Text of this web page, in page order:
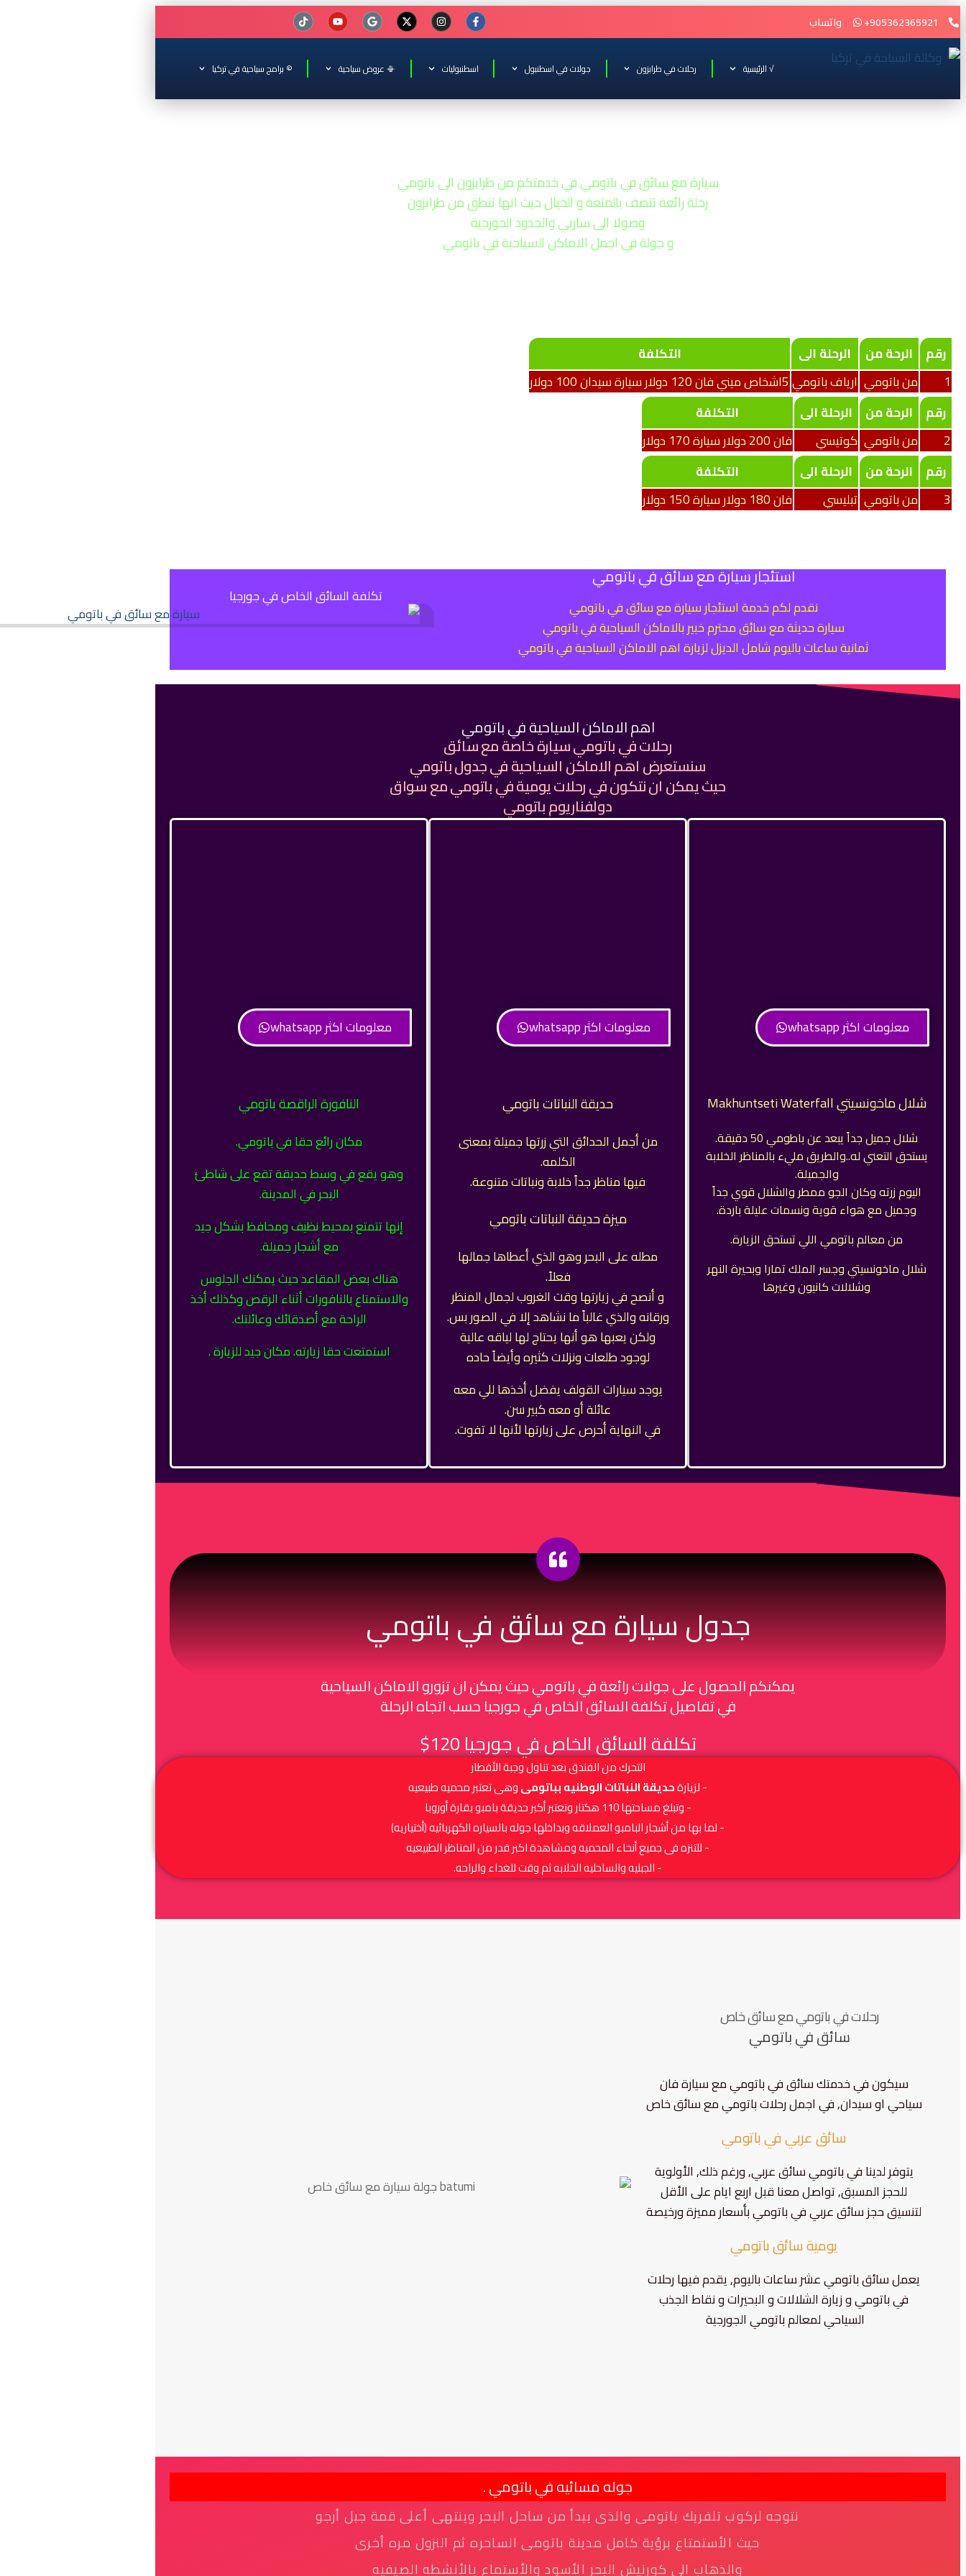
905362365921+ واتساب
√ الرئيسية رحلات في طرابزون جولات في اسطنبول اسطنبوليات 📳 عروض سياحية © برامج سياحية في تركيا
سيارة مع سائق في باتومي في خدمتكم من طرابزون الى باتومي
رحلة رائعة تتصف بالمتعة و الخيال حيث انها تنطق من طرابزون
وصولا الى ساربي والحدود الجورجية
و جولة في اجمل الاماكن السياحية في باتومي
رقم الرحة من الرحلة الى
التكلفة
1
من باتومي ارياف باتومي5اشخاص ميني فان 120 دولار سيارة سيدان 100 دولار
رقم
الرحة من الرحلة الى
التكلفة
2
من باتومي كوتيسي
فان 200 دولار سيارة 170 دولار
رقم
الرحة من الرحلة الى
التكلفة
3
من باتومي تبليسي فان 180 دولار سيارة 150 دولار
استئجار سيارة مع سائق في باتومي
نقدم لكم خدمة استئجار سيارة مع سائق في باتومي
سيارة حديثة مع سائق محترم خبير بالاماكن السياحية في باتومي
ثمانية ساعات باليوم شامل الديزل لزيارة اهم الاماكن السياحية في باتومي
تكلفة السائق الخاص في جورجيا
اهم الاماكن السياحية في باتومي
رحلات في باتومي سيارة خاصة مع سائق
سنستعرض اهم الاماكن السياحية في جدول باتومي
حيث يمكن ان نتكون في رحلات يومية في باتومي مع سواق
دولفناريوم باتومي
معلومات اكثر whatsapp
شلال ماخونسيتي Makhuntseti Waterfall
شلال جميل جداً يبعد عن باطومي 50 دقيقة.
يستحق التعني له..والطريق مليء بالمناظر الخلابة
والجميلة.
اليوم زرته وكان الجو ممطر والشلال قوي جداً
وجميل مع هواء قوية ونسمات عليلة باردة.
من معالم باتومي اللي تستحق الزيارة.
شلال ماخونسيتي وجسر الملك تمارا وبحيرة النهر
وشلالات كانيون وغيرها
معلومات اكثر whatsapp
حديقة النباتات باتومي
من أجمل الحدائق التي زرتها جميلة بمعنى
الكلمه.
فيها مناظر جداً خلابة ونباتات متنوعة.
ميزة حديقة النباتات باتومي
مطله على البحر وهو الذي أعطاها جمالها
فعلاً.
و أنصح في زيارتها وقت الغروب لجمال المنظر
ورقانه والذي غالباً ما نشاهد إلا في الصور بس.
ولكن يعبها هو أنها يحتاج لها لياقه عالية
لوجود طلعات ونزلات كثيره وأيضاً حاده
يوجد سيارات القولف يفضل أخذها للي معه
عائلة أو معه كبير سن.
في النهاية أحرص على زيارتها لأنها لا تفوت.
معلومات اكثر whatsapp
النافورة الراقصة باتومي
مكان رائع حقا في باتومي.
وهو يقع في وسط حديقة تقع على شاطئ
البحر في المدينة.
إنها تتمتع بمحيط نظيف ومحافظ بشكل جيد
مع أشجار جميلة.
هناك بعض المقاعد حيث يمكنك الجلوس
والاستمتاع بالنافورات أثناء الرقص وكذلك أخذ
الراحة مع أصدقائك وعائلتك.
استمتعت حقا زيارته. مكان جيد للزيارة .
جدول سيارة مع سائق في باتومي
يمكنكم الحصول على جولات رائعة في باتومي حيث يمكن ان تزورو الاماكن السياحية
في تفاصيل تكلفة السائق الخاص في جورجيا حسب اتجاه الرحلة
تكلفة السائق الخاص في جورجيا 120$
التحرك من الفندق بعد تناول وجبة الأفطار
- لزيارةحديقة النباتات الوطنيه بباتومىوهى تعتبر محميه طبيعيه
- وتبلغ مساحتها 110 هكتار وتعتبر أكبر حديقة بامبو بقارة أوروبا
- لما بها من أشجار البامبو العملاقه وبداخلها جوله بالسياره الكهربائيه (أختياريه)
- للتنزه فى جميع أنحاء المحميه ومشاهدة اكبر قدر من المناظر الطبيعيه
- الجبليه والساحليه الخلابه ثم وقت للغداء والراحه.
رحلات في باتومي مع سائق خاص
سائق في باتومي
سيكون في خدمتك سائق في باتومي مع سيارة فان
سياحي او سيدان, في اجمل رحلات باتومي مع سائق خاص
سائق عربي في باتومي
يتوفر لدينا في باتومي سائق عربي, ورغم ذلك, الأولوية
للحجز المسبق, تواصل معنا قبل اربع ايام على الأقل
لتنسيق حجز سائق عربي في باتومي بأسعار مميزة ورخيصة
يومية سائق باتومي
يعمل سائق باتومي عشر ساعات باليوم, يقدم فيها رحلات
في باتومي و زيارة الشلالات و البحيرات و نقاط الجذب
السياحي لمعالم باتومي الجورجية
جوله مسائيه في باتومي .
نتوجه لركوب تلفريك باتومى والذى يبدأ من ساحل البحر وينتهى أعلى قمة جبل أرجو
حيث الأستمتاع برؤية كامل مدينة باتومى الساحره ثم النزول مره أخرى
والذهاب الى كورنيش البحر الأسود والأستماع بالأنشطه الصيفيه